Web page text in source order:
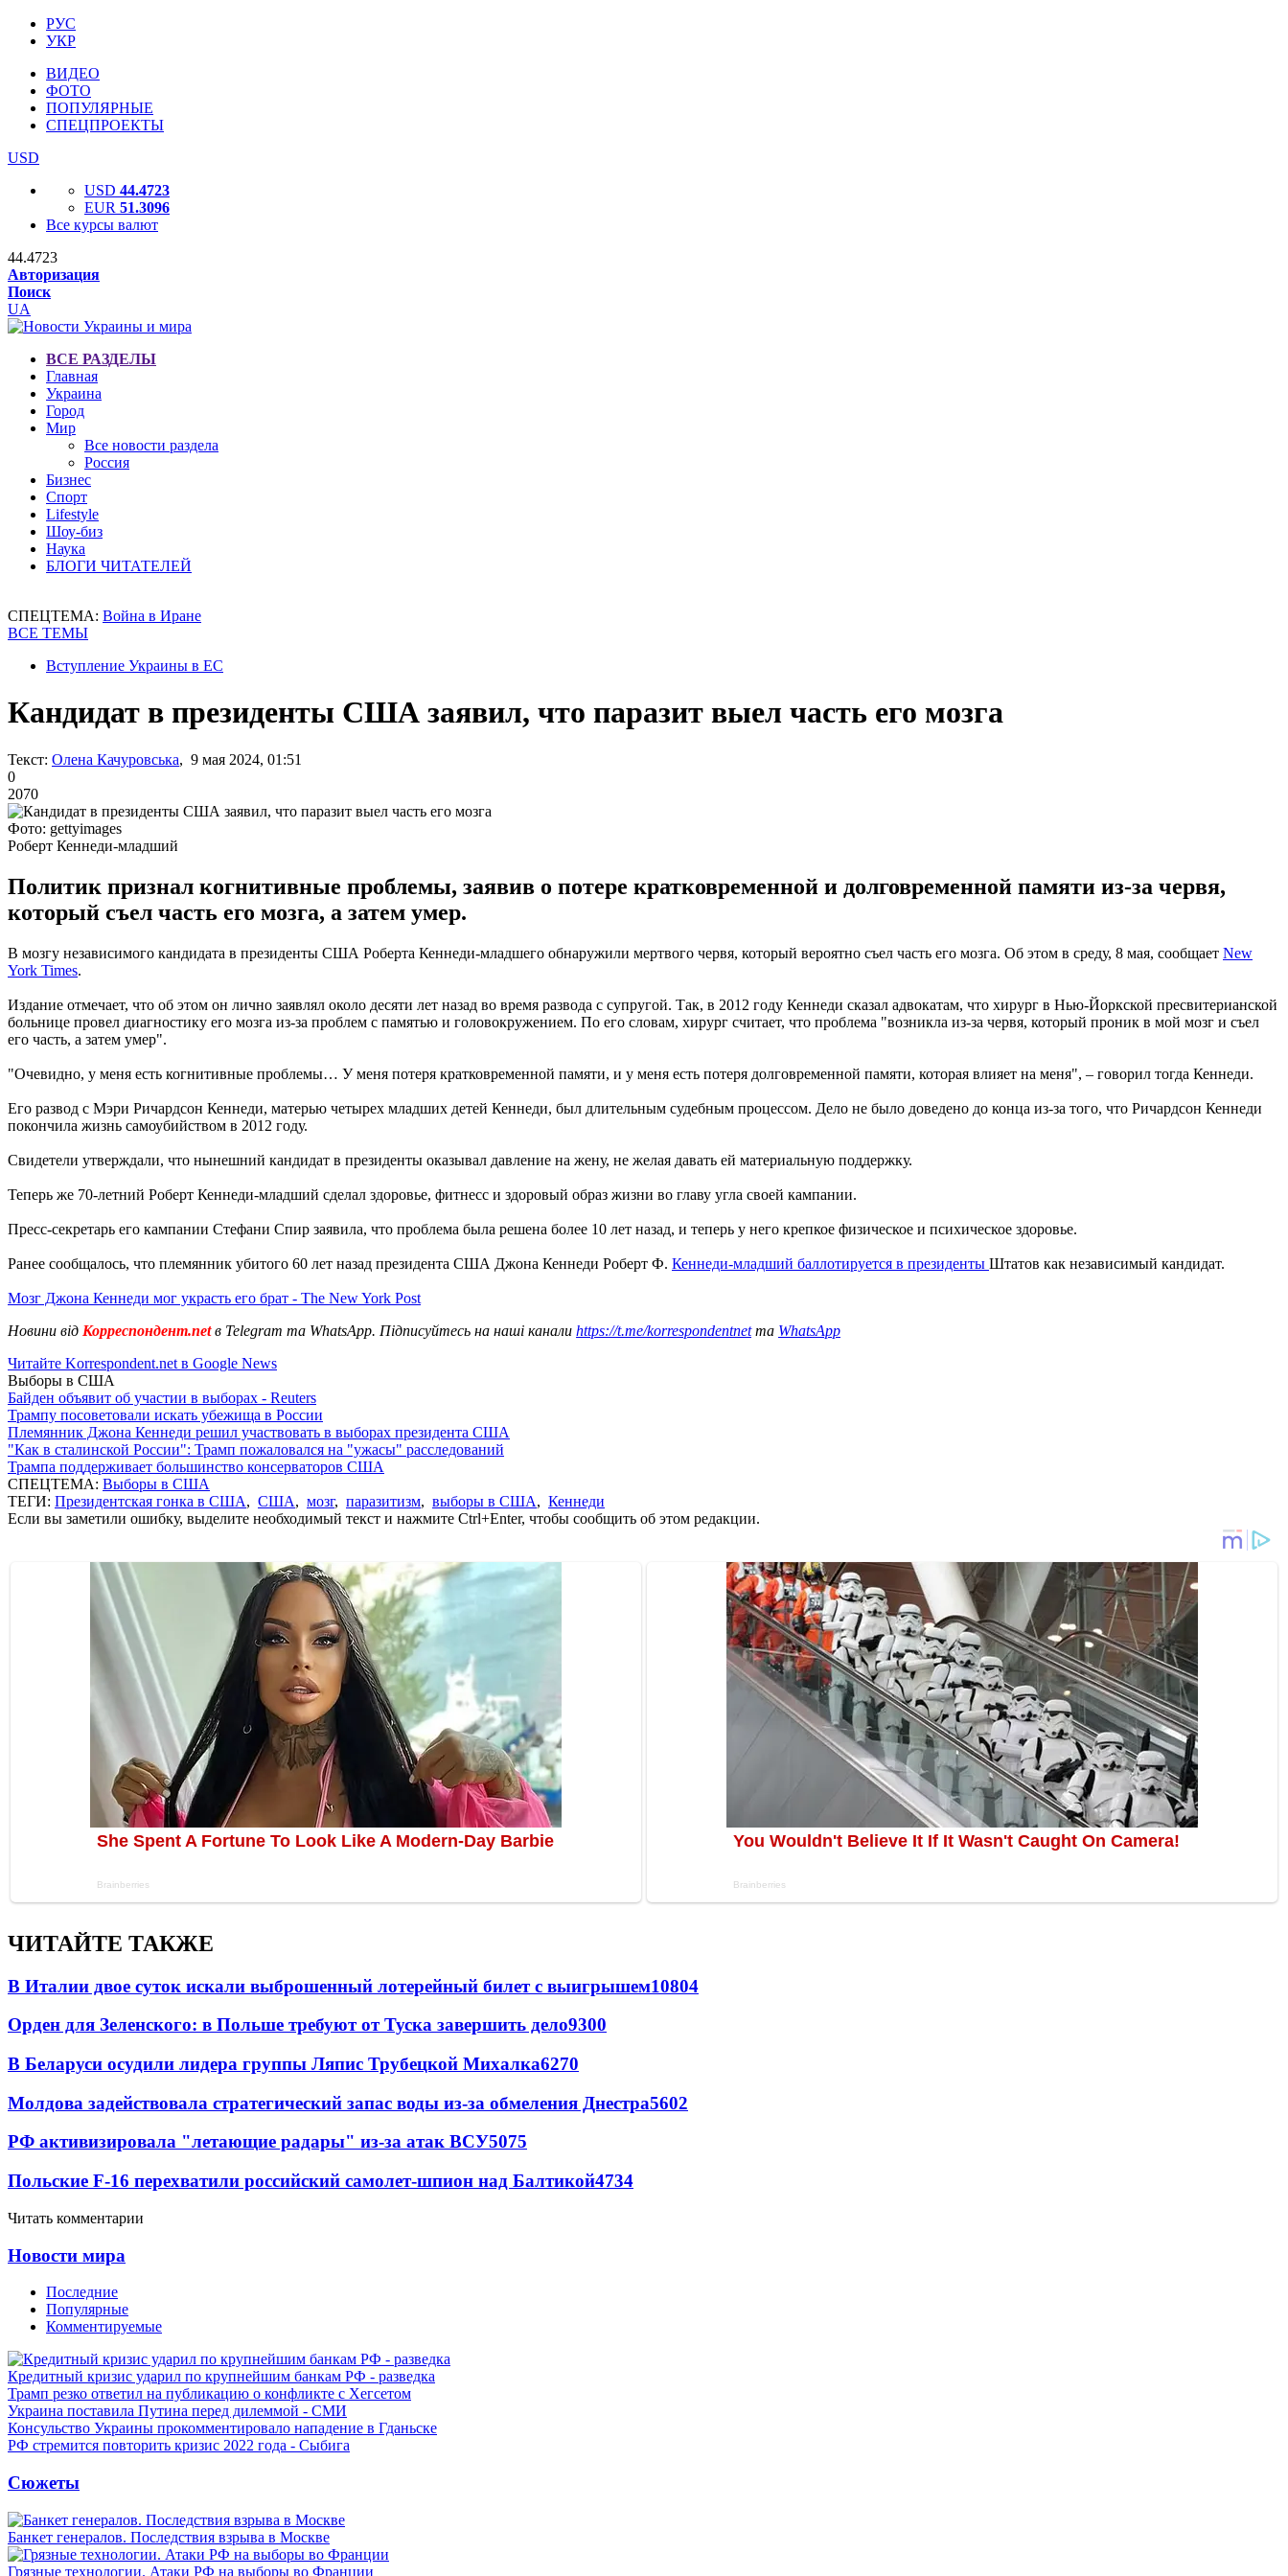
РУС
УКР
ВИДЕО
ФОТО
ПОПУЛЯРНЫЕ
СПЕЦПРОЕКТЫ
USD
USD 44.4723
EUR 51.3096
Все курсы валют
44.4723
Авторизация
Поиск
UA
ВСЕ РАЗДЕЛЫ
Главная
Украина
Город
Мир
Все новости раздела
Россия
Бизнес
Спорт
Lifestyle
Шоу-биз
Наука
БЛОГИ ЧИТАТЕЛЕЙ
СПЕЦТЕМА: Война в Иране
ВСЕ ТЕМЫ
Вступление Украины в ЕС
Кандидат в президенты США заявил, что паразит выел часть его мозга
Текст: Олена Качуровська, 9 мая 2024, 01:51
0
2070
Фото: gettyimages
Роберт Кеннеди-младший
Политик признал когнитивные проблемы, заявив о потере кратковременной и долговременной памяти из-за червя,
который съел часть его мозга, а затем умер.
В мозгу независимого кандидата в президенты США Роберта Кеннеди-младшего обнаружили мертвого червя, который вероятно съел часть его мозга. Об этом в среду, 8 мая, сообщает New
York Times.
Издание отмечает, что об этом он лично заявлял около десяти лет назад во время развода с супругой. Так, в 2012 году Кеннеди сказал адвокатам, что хирург в Нью-Йоркской пресвитерианской
больнице провел диагностику его мозга из-за проблем с памятью и головокружением. По его словам, хирург считает, что проблема "возникла из-за червя, который проник в мой мозг и съел
его часть, а затем умер".
"Очевидно, у меня есть когнитивные проблемы… У меня потеря кратковременной памяти, и у меня есть потеря долговременной памяти, которая влияет на меня", – говорил тогда Кеннеди.
Его развод с Мэри Ричардсон Кеннеди, матерью четырех младших детей Кеннеди, был длительным судебным процессом. Дело не было доведено до конца из-за того, что Ричардсон Кеннеди
покончила жизнь самоубийством в 2012 году.
Свидетели утверждали, что нынешний кандидат в президенты оказывал давление на жену, не желая давать ей материальную поддержку.
Теперь же 70-летний Роберт Кеннеди-младший сделал здоровье, фитнесс и здоровый образ жизни во главу угла своей кампании.
Пресс-секретарь его кампании Стефани Спир заявила, что проблема была решена более 10 лет назад, и теперь у него крепкое физическое и психическое здоровье.
Ранее сообщалось, что племянник убитого 60 лет назад президента США Джона Кеннеди Роберт Ф. Кеннеди-младший баллотируется в президенты Штатов как независимый кандидат.
Мозг Джона Кеннеди мог украсть его брат - The New York Post
Новини від Корреспондент.netв Telegram та WhatsApp. Підписуйтесь на наші канали https://t.me/korrespondentnetта WhatsApp
Читайте Korrespondent.net в Google News
Выборы в США
Байден объявит об участии в выборах - Reuters
Трампу посоветовали искать убежища в России
Племянник Джона Кеннеди решил участвовать в выборах президента США
"Как в сталинской России": Трамп пожаловался на "ужасы" расследований
Трампа поддерживает большинство консерваторов США
СПЕЦТЕМА: Выборы в США
ТЕГИ: Президентская гонка в США, США, мозг, паразитизм, выборы в США, Кеннеди
Если вы заметили ошибку, выделите необходимый текст и нажмите Ctrl+Enter, чтобы сообщить об этом редакции.
ЧИТАЙТЕ ТАКЖЕ
В Италии двое суток искали выброшенный лотерейный билет с выигрышем10804
Орден для Зеленского: в Польше требуют от Туска завершить дело9300
В Беларуси осудили лидера группы Ляпис Трубецкой Михалка6270
Молдова задействовала стратегический запас воды из-за обмеления Днестра5602
РФ активизировала "летающие радары" из-за атак ВСУ5075
Польские F-16 перехватили российский самолет-шпион над Балтикой4734
Читать комментарии
Новости мира
Последние
Популярные
Комментируемые
Кредитный кризис ударил по крупнейшим банкам РФ - разведка
Трамп резко ответил на публикацию о конфликте с Хегсетом
Украина поставила Путина перед дилеммой - СМИ
Консульство Украины прокомментировало нападение в Гданьске
РФ стремится повторить кризис 2022 года - Сыбига
Сюжеты
Банкет генералов. Последствия взрыва в Москве
Грязные технологии. Атаки РФ на выборы во Франции